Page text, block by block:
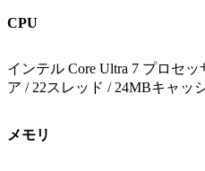
CPU
インテル Core Ultra 7 プロセッ
ア / 22スレッド / 24MBキャッ
メモリ